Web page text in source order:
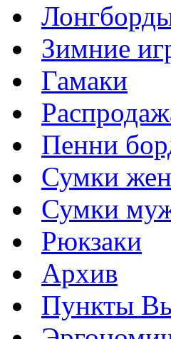
Зимние
Гамаки
Пенни
Сумки
Сумки
Рюкзаки
Архив
Пункты